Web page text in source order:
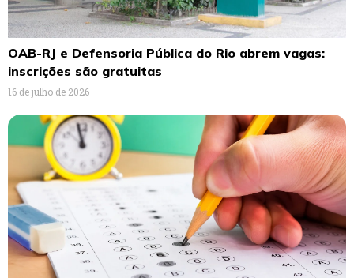
OAB-RJ e Defensoria Pública do Rio abrem vagas:
inscrições são gratuitas
16 de julho de 2026